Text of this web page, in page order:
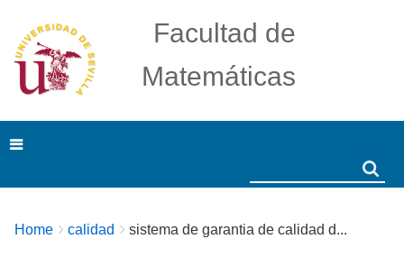
Facultad de
Matemáticas
Breadcrumbs
You
Home calidad sistema de garantia de calidad d...